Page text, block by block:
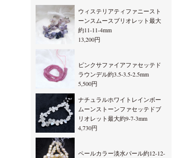
ウィステリアティファニースト
ーンスムースブリオレット最大
約11-11-4mm
13,200円
ピンクサファイアファセッテド
ラウンデル約3.5-3.5-2.5mm
5,500円
ナチュラルホワイトレインボー
ムーンストーンファセッテドブ
リオレット最大約9-7-3mm
4,730円
ペールカラー淡水パール約12-12-